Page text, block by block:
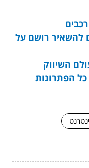
להשאיר רושם על
הפתרונות